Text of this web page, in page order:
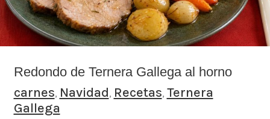
Redondo de Ternera Gallega al horno
carnes, Navidad, Recetas, Ternera
Gallega